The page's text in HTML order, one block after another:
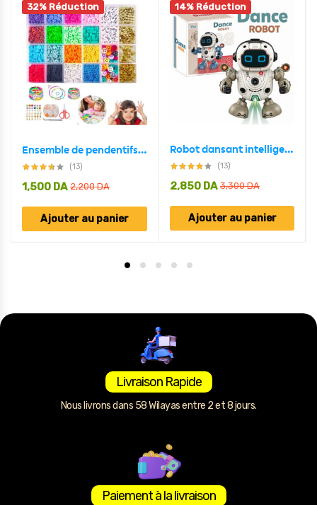
32% Réduction
Ensemble de pendentifs en argile pour la fabrication de bijoux enfant
(13)
2,200DA
1,500 DA
Ajouter au panier
14% Réduction
Robot dansant intelligent avec musique et lumières
(13)
3,300DA
2,850 DA
Ajouter au panier
Livraison Rapide
Nous livrons dans 58 Wilayas entre 2 et 8 jours.
Paiement à la livraison